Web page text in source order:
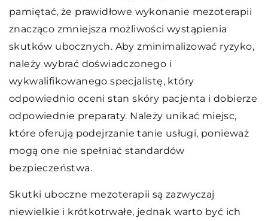
pamiętać, że prawidłowe wykonanie mezoterapii
znacząco zmniejsza możliwości wystąpienia
skutków ubocznych. Aby zminimalizować ryzyko,
należy wybrać doświadczonego i
wykwalifikowanego specjalistę, który
odpowiednio oceni stan skóry pacjenta i dobierze
odpowiednie preparaty. Należy unikać miejsc,
które oferują podejrzanie tanie usługi, ponieważ
mogą one nie spełniać standardów
bezpieczeństwa.
Skutki uboczne mezoterapii są zazwyczaj
niewielkie i krótkotrwałe, jednak warto być ich